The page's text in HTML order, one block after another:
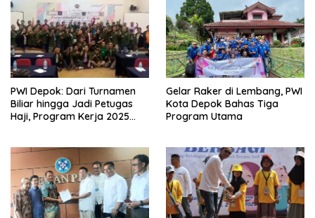
PWI Depok: Dari Turnamen
Biliar hingga Jadi Petugas
Haji, Program Kerja 2025
Gelar Raker di Lembang, PWI
Kota Depok Bahas Tiga
Program Utama